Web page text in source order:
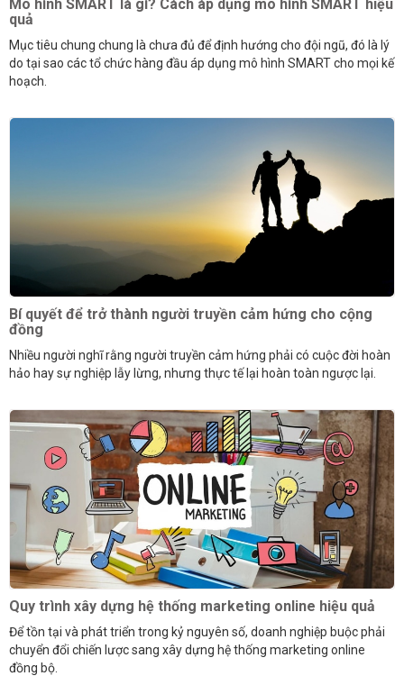
Mô hình SMART là gì? Cách áp dụng mô hình SMART hiệu
quả
Mục tiêu chung chung là chưa đủ để định hướng cho đội ngũ, đó là lý
do tại sao các tổ chức hàng đầu áp dụng mô hình SMART cho mọi kế
hoạch.
Bí quyết để trở thành người truyền cảm hứng cho cộng
đồng
Nhiều người nghĩ rằng người truyền cảm hứng phải có cuộc đời hoàn
hảo hay sự nghiệp lẫy lừng, nhưng thực tế lại hoàn toàn ngược lại.
Quy trình xây dựng hệ thống marketing online hiệu quả
Để tồn tại và phát triển trong kỷ nguyên số, doanh nghiệp buộc phải
chuyển đổi chiến lược sang xây dựng hệ thống marketing online
đồng bộ.